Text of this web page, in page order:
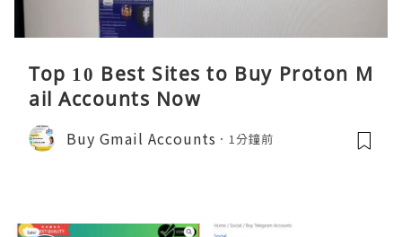
Top 10 Best Sites to Buy Proton M
ail Accounts Now
Buy Gmail Accounts 1分鐘前